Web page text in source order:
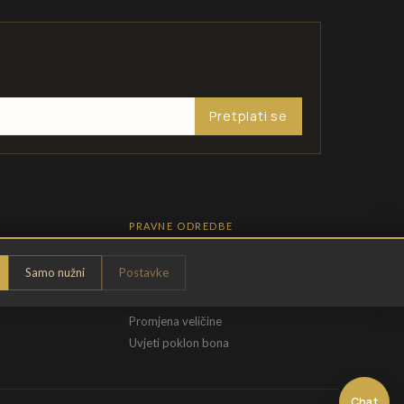
Samo nužni Postavke
Pretplati se
PRAVNE ODREDBE
Pravila privatnosti
Opći uvjeti
Promjena veličine
Uvjeti poklon bona